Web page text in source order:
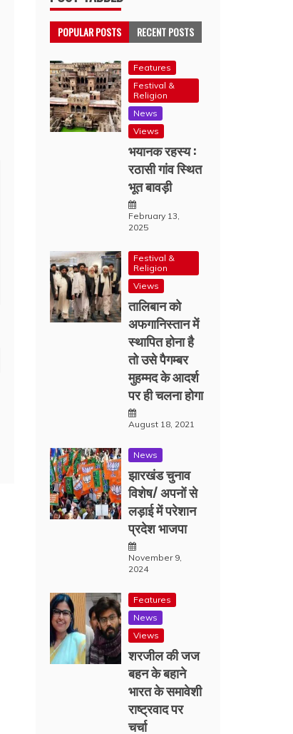
POPULAR POSTS RECENT POSTS
Features
Festival &
Religion
News
Views
भयानक रहस्य :
रठासी गांव स्थित
भूत बावड़ी
February 13,
2025
Festival &
Religion
Views
तालिबान को
अफगानिस्तान में
स्थापित होना है
तो उसे पैगम्बर
मुहम्मद के आदर्श
पर ही चलना होगा
August 18, 2021
News
झारखंड चुनाव
विशेष/ अपनों से
लड़ाई में परेशान
प्रदेश भाजपा
November 9,
2024
Features
News
Views
शरजील की जज
बहन के बहाने
भारत के समावेशी
राष्ट्रवाद पर
चर्चा